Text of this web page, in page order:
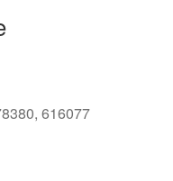
616077